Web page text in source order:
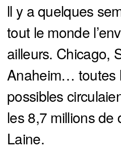
ll y a quelques
tout le monde
ailleurs. Chicago,
Anaheim… toutes
possibles
les 8,7 millions de
Laine.